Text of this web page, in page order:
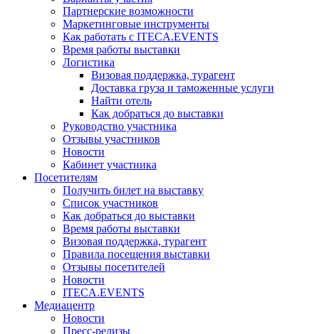
Партнерские возможности
Маркетинговые инструменты
Как работать с ITECA.EVENTS
Время работы выставки
Логистика
Визовая поддержка, турагент
Доставка груза и таможенные услуги
Найти отель
Как добраться до выставки
Руководство участника
Отзывы участников
Новости
Кабинет участника
Посетителям
Получить билет на выставку
Список участников
Как добраться до выставки
Время работы выставки
Визовая поддержка, турагент
Правила посещения выставки
Отзывы посетителей
Новости
ITECA.EVENTS
Медиацентр
Новости
Пресс-релизы